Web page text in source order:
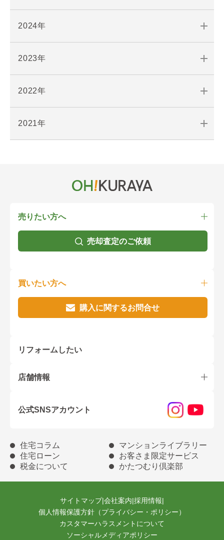
2024年
2023年
2022年
2021年
売りたい方へ
売却査定のご依頼
買いたい方へ
購入に関するお問合せ
リフォームしたい
店舗情報
公式SNSアカウント
住宅コラム
マンションライブラリー
住宅ローン
お客さま限定サービス
税金について
かたつむり倶楽部
サイトマップ|会社案内|採用情報|
個人情報保護方針（プライバシー・ポリシー）
カスタマーハラスメントについて
ソーシャルメディアポリシー